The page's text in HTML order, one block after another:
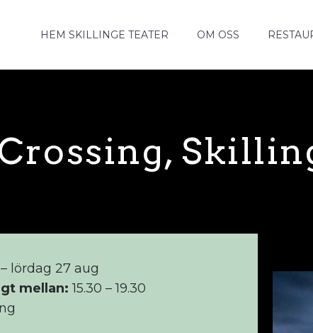
HEM SKILLINGE TEATER OM OSS
lördag 27 aug
mellan: 15.30 – 19.30